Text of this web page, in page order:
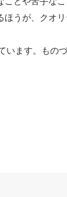
うが、クオ
います。もの